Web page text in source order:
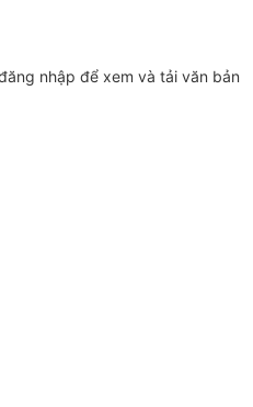
nhập để xem và tải văn bản